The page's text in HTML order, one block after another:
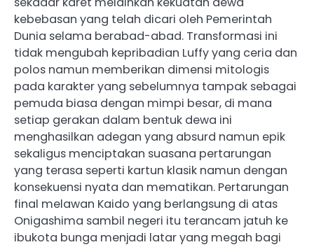
kebebasan yang telah dicari oleh Pemerintah
Dunia selama berabad-abad. Transformasi ini
tidak mengubah kepribadian Luffy yang ceria dan
polos namun memberikan dimensi mitologis
pada karakter yang sebelumnya tampak sebagai
pemuda biasa dengan mimpi besar, di mana
setiap gerakan dalam bentuk dewa ini
menghasilkan adegan yang absurd namun epik
sekaligus menciptakan suasana pertarungan
yang terasa seperti kartun klasik namun dengan
konsekuensi nyata dan mematikan. Pertarungan
final melawan Kaido yang berlangsung di atas
Onigashima sambil negeri itu terancam jatuh ke
ibukota bunga menjadi latar yang megah bagi